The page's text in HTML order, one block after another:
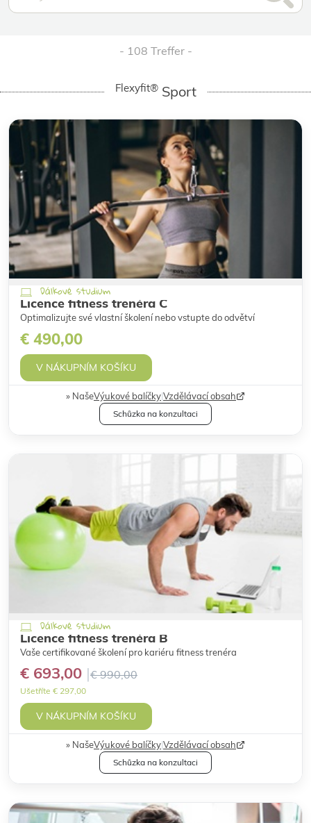
108 Treffer
Flexyfit®Sport
Dálkové studium
Licence fitness trenéra C
Optimalizujte své vlastní školení nebo vstupte do odvětví
€ 490,00
V NÁKUPNÍM KOŠÍKU
NašeVýukové balíčky|Vzdělávací obsah
Schůzka na konzultaci
Dálkové studium
Licence fitness trenéra B
Vaše certifikované školení pro kariéru fitness trenéra
€ 693,00 € 990,00
Ušetříte € 297,00
V NÁKUPNÍM KOŠÍKU
NašeVýukové balíčky|Vzdělávací obsah
Schůzka na konzultaci